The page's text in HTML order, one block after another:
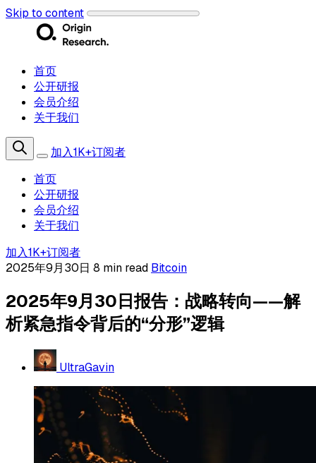
Skip to content
首页
公开研报
会员介绍
关于我们
加入1K+订阅者
首页
公开研报
会员介绍
关于我们
加入1K+订阅者
2025年9月30日 8 min read Bitcoin
2025年9月30日报告：战略转向——解
析紧急指令背后的“分形”逻辑
UltraGavin